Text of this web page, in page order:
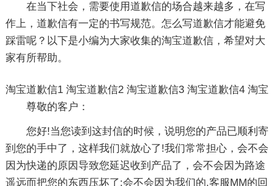
在当下社会，需要使用道歉信的场合越来越多，在写
作上，道歉信有一定的书写规范。怎么写道歉信才能避免
踩雷呢？以下是小编为大家收集的淘宝道歉信，希望对大
家有所帮助。
淘宝道歉信1
尊敬的客户：
您好!当您读到这封信的时候，说明您的产品已顺利寄
到您的手中了，这样我们就放心了!我们常常担心，会不会
因为快递的原因导致您延迟收到产品了，会不会因为路途
遥远而把您的东西压坏了;会不会因为我们的.客服MM的回
淘宝道歉信2 淘宝道歉信3 淘宝道歉信4 淘宝